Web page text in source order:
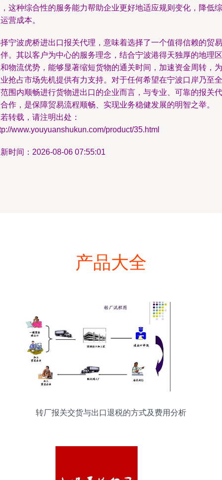
这种综合性的服务能力帮助企业更好地适应规则变化，降低综
营成本。
宁波虎桥进出口报关代理，意味着选择了一个值得信赖的贸易
。其以客户为中心的服务理念，结合宁波港得天独厚的地理区
物流优势，能够显著缩短货物的通关时间，加速资金周转，为
抢占市场先机提供有力支持。对于任何希望在宁波口岸乃至全
围内顺畅进行货物进出口的企业而言，与专业、可靠的报关代
作，是保障贸易流程顺畅、实现业务稳健发展的明智之举。
转载，请注明出处：
www.youyuanshukun.com/product/35.html
时间：2026-08-06 07:55:01
产品大全
转厂报关交货与出口退税的方式及费用分析